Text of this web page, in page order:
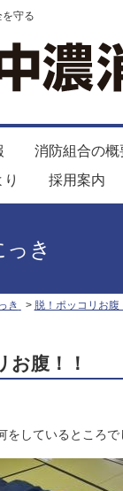
守る
消防組合の概
採用案内
き
き 脱！ポッコリお腹
お腹！！
をしているところで